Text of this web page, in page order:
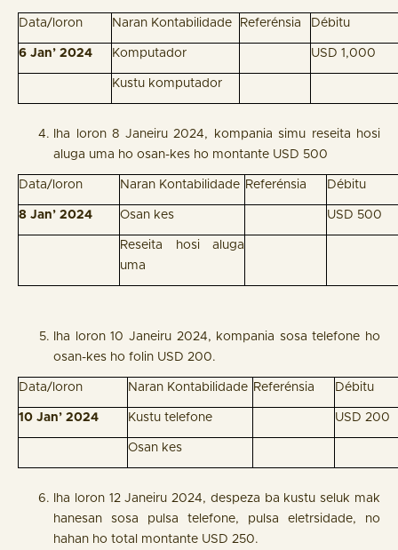
Data/loron Naran Kontabilidade Referénsia Débitu
6 Jan’ 2024 Komputador USD 1,000
Kustu komputador
Iha loron 8 Janeiru 2024, kompania simu reseita hosi
aluga uma ho osan-kes ho montante USD 500
Data/loron Naran Kontabilidade Referénsia Débitu
8 Jan’ 2024 Osan kes USD 500
Reseita hosi aluga
uma
Iha loron 10 Janeiru 2024, kompania sosa telefone ho
osan-kes ho folin USD 200.
Data/loron Naran Kontabilidade Referénsia Débitu
10 Jan’ 2024 Kustu telefone USD 200
Osan kes
Iha loron 12 Janeiru 2024, despeza ba kustu seluk mak
hanesan sosa pulsa telefone, pulsa eletrsidade, no
hahan ho total montante USD 250.